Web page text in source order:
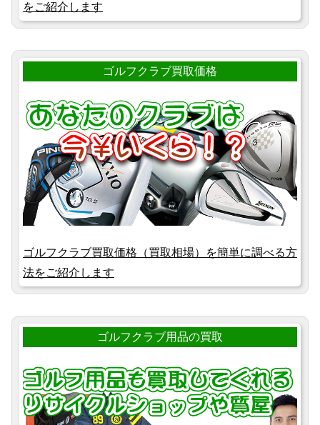
をご紹介します
ゴルフクラブ買取価格
ゴルフクラブ買取価格（買取相場）を簡単に調べる方
法をご紹介します
ゴルフクラブ用品の買取